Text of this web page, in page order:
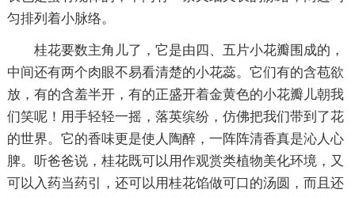
匀排列着小脉络。
桂花要数主角儿了，它是由四、五片小花瓣围成的，
中间还有两个肉眼不易看清楚的小花蕊。它们有的含苞欲
放，有的含羞半开，有的正盛开着金黄色的小花瓣儿朝我
们笑呢！用手轻轻一摇，落英缤纷，仿佛把我们带到了花
的世界。它的香味更是使人陶醉，一阵阵清香真是沁人心
脾。听爸爸说，桂花既可以用作观赏类植物美化环境，又
可以入药当药引，还可以用桂花馅做可口的汤圆，而且还